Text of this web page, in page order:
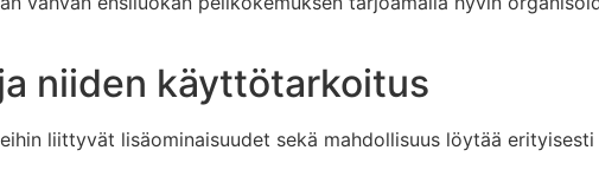
niiden käyttötarkoitus
liittyvät lisäominaisuudet sekä mahdollisuus löytää